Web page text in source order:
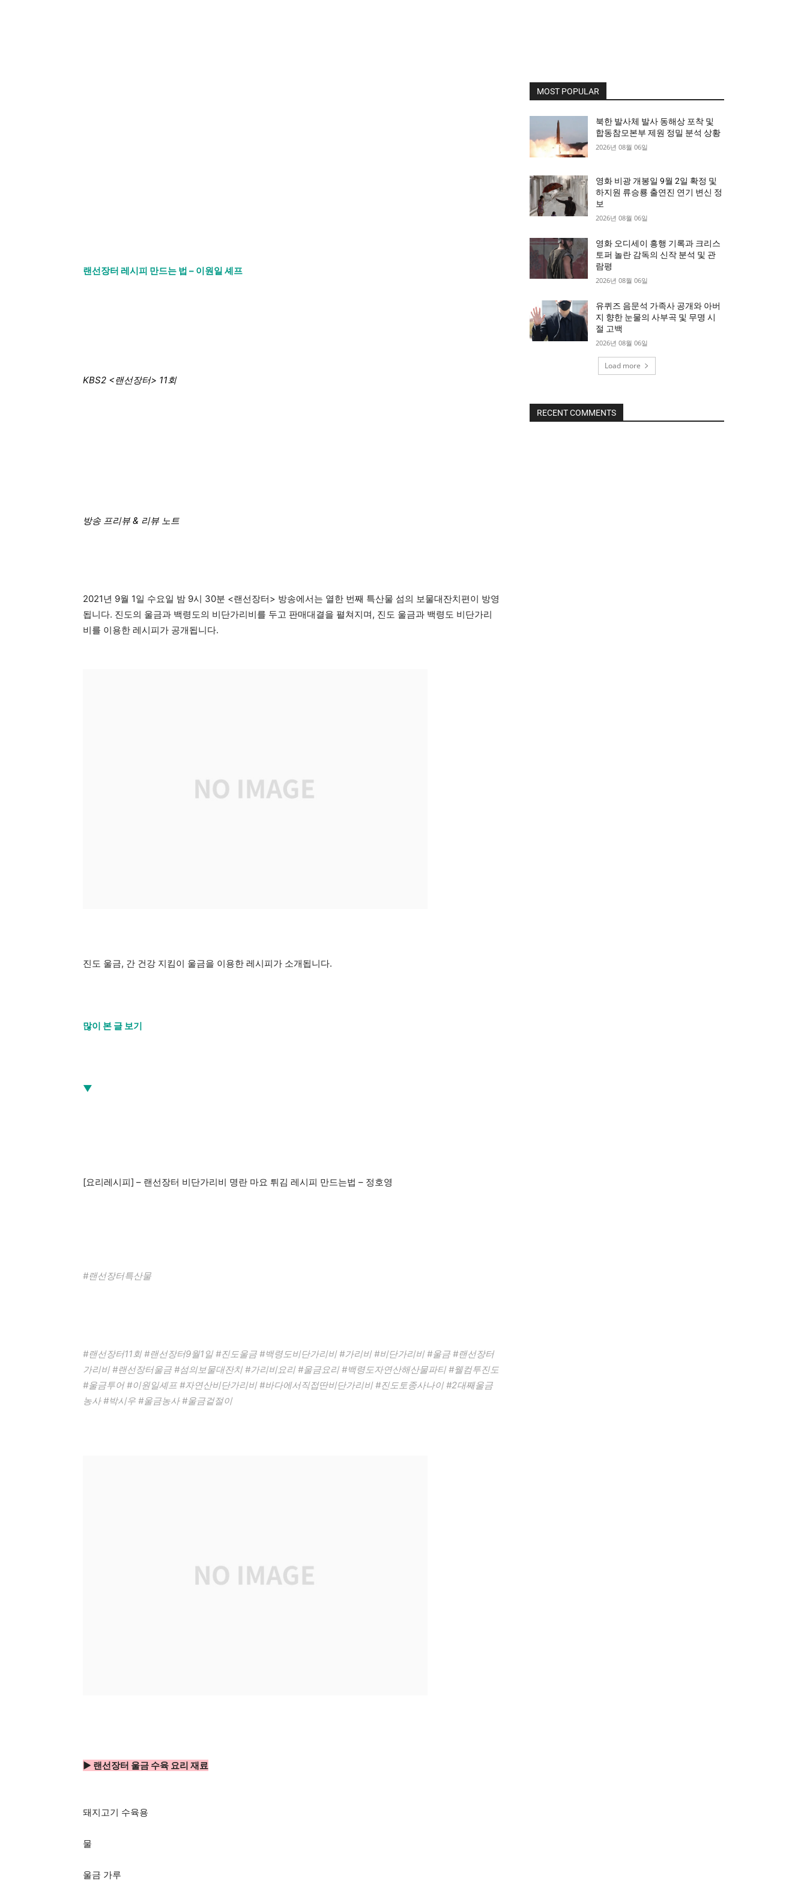
랜선장터 레시피 만드는 법 – 이원일 셰프
KBS2 <랜선장터> 11회
방송 프리뷰 & 리뷰 노트
2021년 9월 1일 수요일 밤 9시 30분 <랜선장터> 방송에서는 열한 번째 특산물 섬의 보물대잔치편이 방영
됩니다. 진도의 울금과 백령도의 비단가리비를 두고 판매대결을 펼쳐지며, 진도 울금과 백령도 비단가리
비를 이용한 레시피가 공개됩니다.
진도 울금, 간 건강 지킴이 울금을 이용한 레시피가 소개됩니다.
많이 본 글 보기
▼
[요리레시피] – 랜선장터 비단가리비 명란 마요 튀김 레시피 만드는법 – 정호영
#랜선장터특산물
#랜선장터11회 #랜선장터9월1일 #진도울금 #백령도비단가리비 #가리비 #비단가리비 #울금 #랜선장터
가리비 #랜선장터울금 #섬의보물대잔치 #가리비요리 #울금요리 #백령도자연산해산물파티 #웰컴투진도
#울금투어 #이원일셰프 #자연산비단가리비 #바다에서직접딴비단가리비 #진도토종사나이 #2대째울금
농사 #박시우 #울금농사 #울금겉절이
▶ 랜선장터 울금 수육 요리 재료
돼지고기 수육용
물
울금 가루
MOST POPULAR
북한 발사체 발사 동해상 포착 및
합동참모본부 제원 정밀 분석 상황
2026년 08월 06일
영화 비광 개봉일 9월 2일 확정 및
하지원 류승룡 출연진 연기 변신 정
보
2026년 08월 06일
영화 오디세이 흥행 기록과 크리스
토퍼 놀란 감독의 신작 분석 및 관
람평
2026년 08월 06일
유퀴즈 음문석 가족사 공개와 아버
지 향한 눈물의 사부곡 및 무명 시
절 고백
2026년 08월 06일
Load more
RECENT COMMENTS